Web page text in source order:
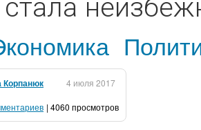
4 июля 2017
| 4060 просмотров